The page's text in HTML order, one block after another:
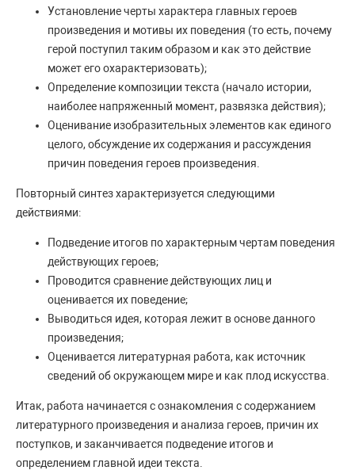
Установление черты характера главных героев
произведения и мотивы их поведения (то есть, почему
герой поступил таким образом и как это действие
может его охарактеризовать);
Определение композиции текста (начало истории,
наиболее напряженный момент, развязка действия);
Оценивание изобразительных элементов как единого
целого, обсуждение их содержания и рассуждения
причин поведения героев произведения.
Повторный синтез характеризуется следующими
действиями:
Подведение итогов по характерным чертам поведения
действующих героев;
Проводится сравнение действующих лиц и
оценивается их поведение;
Выводиться идея, которая лежит в основе данного
произведения;
Оценивается литературная работа, как источник
сведений об окружающем мире и как плод искусства.
Итак, работа начинается с ознакомления с содержанием
литературного произведения и анализа героев, причин их
поступков, и заканчивается подведение итогов и
определением главной идеи текста.